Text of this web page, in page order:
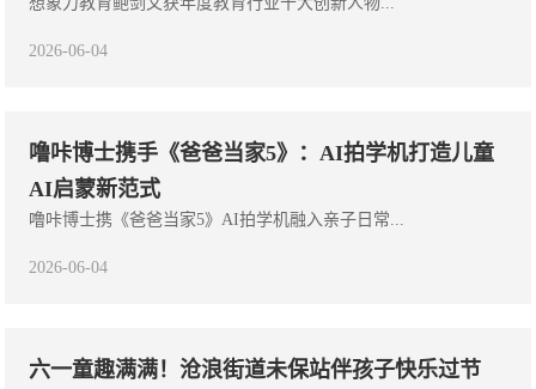
2026-06-04
噜咔博士携手《爸爸当家5》：AI拍学机打造儿童
AI启蒙新范式
噜咔博士携《爸爸当家5》AI拍学机融入亲子日常...
2026-06-04
六一童趣满满！沧浪街道未保站伴孩子快乐过节